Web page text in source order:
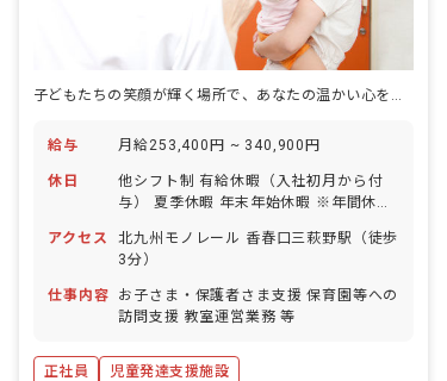
子どもたちの笑顔が輝く場所で、あなたの温かい心を活かしませんか？未来を育む喜びを共に。
給与 月給253,400円 ~ 340,900円
休日
他シフト制 有給休暇（入社初月から付
与） 夏季休暇 年末年始休暇 ※年間休日
アクセス
北九州モノレール 香春口三萩野駅（徒歩
3分）
仕事内容
お子さま・保護者さま支援 保育園等への
訪問支援 教室運営業務 等
正社員 児童発達支援施設